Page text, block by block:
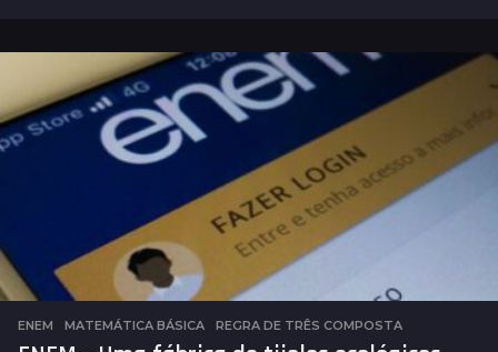
s
e
s
a
t
r
ENEM ,MATEMÁTICA BÁSICA REGRA DE TRÊS COMPOSTA